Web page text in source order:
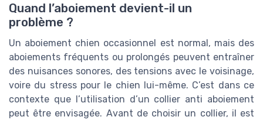
Quand l’aboiement devient-il un
problème ?
Un aboiement chien occasionnel est normal, mais des
aboiements fréquents ou prolongés peuvent entraîner
des nuisances sonores, des tensions avec le voisinage,
voire du stress pour le chien lui-même. C’est dans ce
contexte que l’utilisation d’un collier anti aboiement
peut être envisagée. Avant de choisir un collier, il est